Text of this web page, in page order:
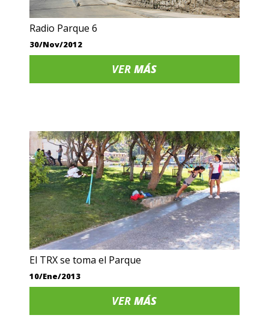
Radio Parque 6
30/Nov/2012
VERMÁS
El TRX se toma el Parque
10/Ene/2013
VERMÁS